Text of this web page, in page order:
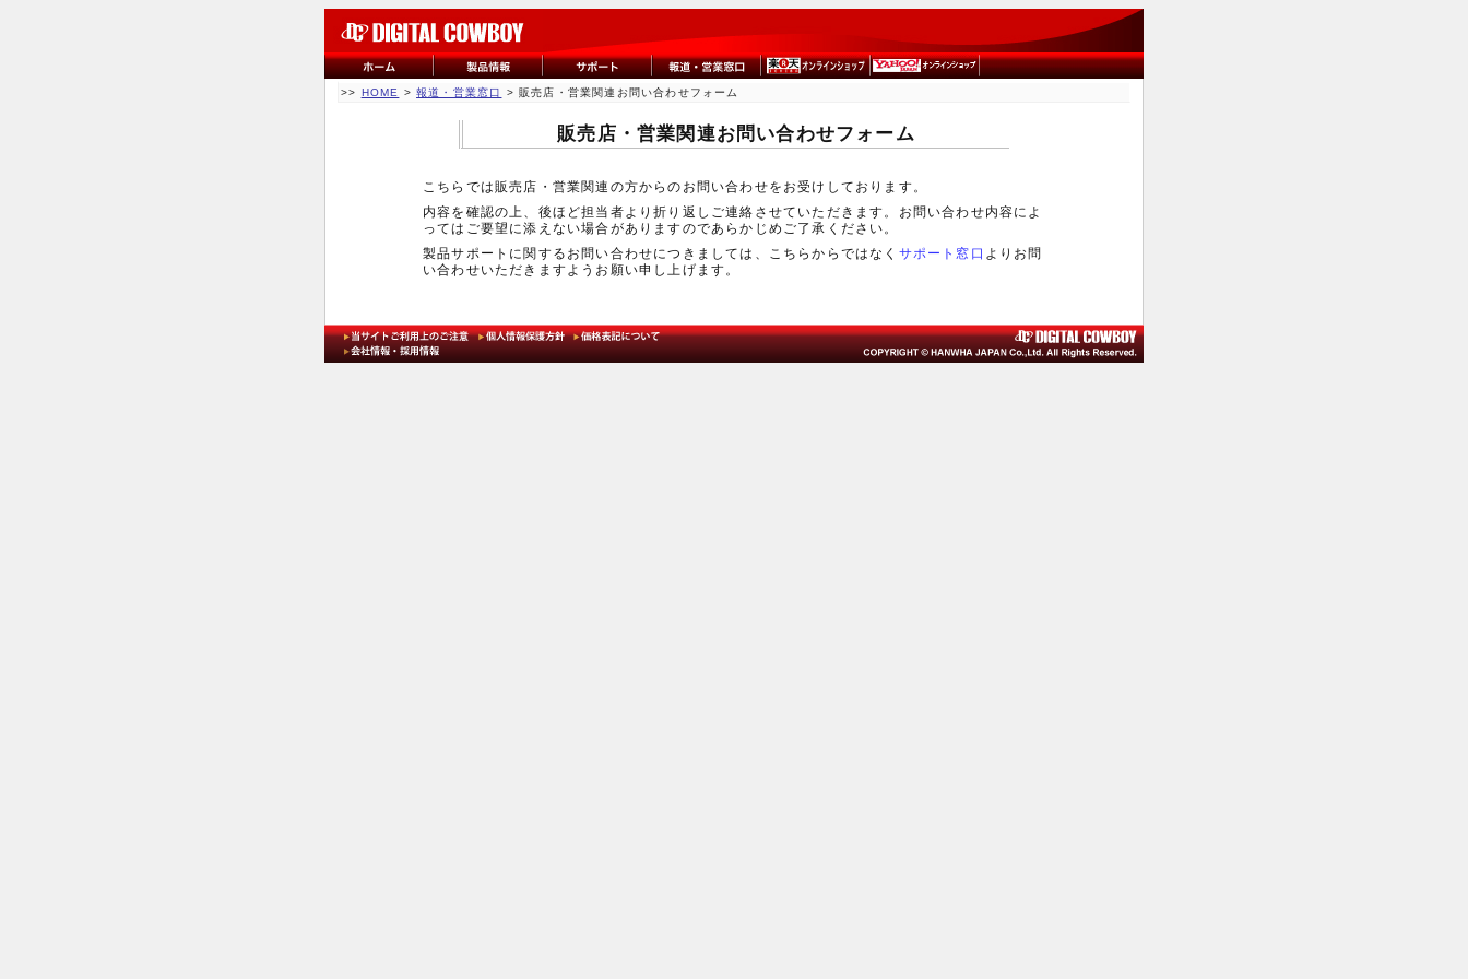
>> HOME >報道・営業窓口 > 販売店・営業関連お問い合わせフォーム
販売店・営業関連お問い合わせフォーム
こちらでは販売店・営業関連の方からのお問い合わせをお受けしております。
内容を確認の上、後ほど担当者より折り返しご連絡させていただきます。お問い合わせ内容によ
ってはご要望に添えない場合がありますのであらかじめご了承ください。
製品サポートに関するお問い合わせにつきましては、こちらからではなく サポート窓口 よりお問
い合わせいただきますようお願い申し上げます。